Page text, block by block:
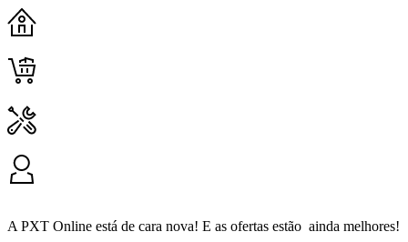
A PXT Online está de cara nova! E as ofertas estão ainda melhores!